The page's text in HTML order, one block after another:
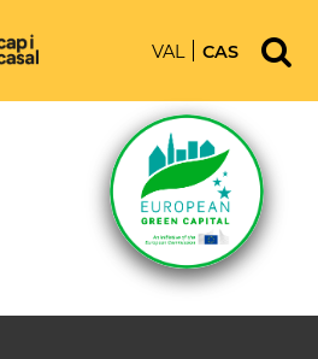
VAL CAS